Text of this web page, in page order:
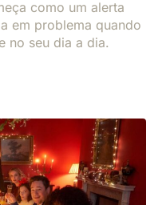
como um alerta
em problema quando
no seu dia a dia.